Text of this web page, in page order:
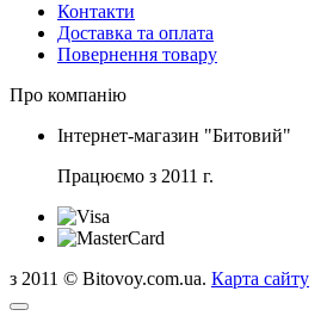
Контакти
Доставка та оплата
Повернення товару
Про компанію
Інтернет-магазин "Битовий"
Працюємо з 2011 г.
з 2011 © Bitovoy.com.ua. Карта сайту